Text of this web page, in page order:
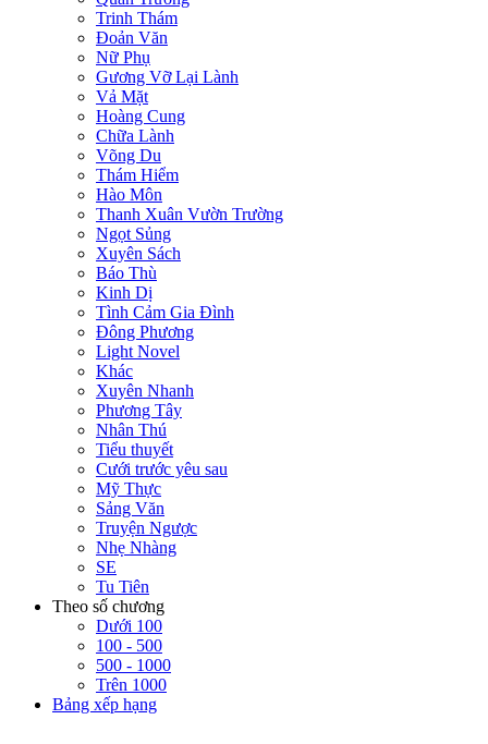
Trinh Thám
Đoản Văn
Nữ Phụ
Gương Vỡ Lại Lành
Vả Mặt
Hoàng Cung
Chữa Lành
Võng Du
Thám Hiểm
Hào Môn
Thanh Xuân Vườn Trường
Ngọt Sủng
Xuyên Sách
Báo Thù
Kinh Dị
Tình Cảm Gia Đình
Đông Phương
Light Novel
Khác
Xuyên Nhanh
Phương Tây
Nhân Thú
Tiểu thuyết
Cưới trước yêu sau
Mỹ Thực
Sảng Văn
Truyện Ngược
Nhẹ Nhàng
SE
Tu Tiên
Theo số chương
Dưới 100
100 - 500
500 - 1000
Trên 1000
Bảng xếp hạng